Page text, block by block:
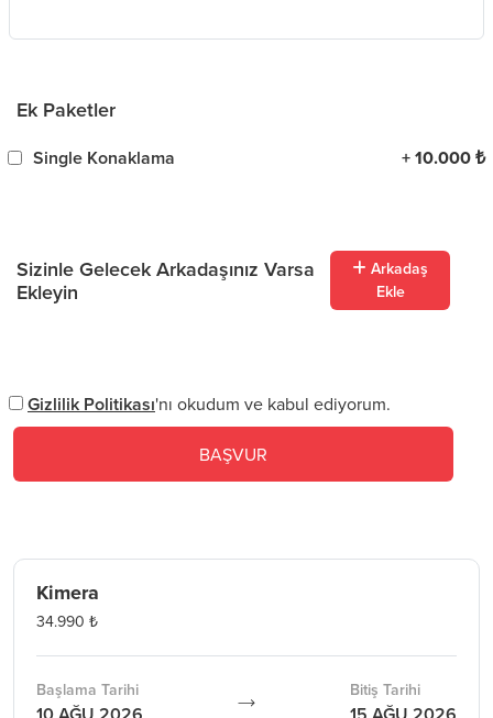
Ek Paketler
Single Konaklama + 10.000 ₺
Sizinle Gelecek Arkadaşınız Varsa
Ekleyin
Arkadaş
Ekle
Gizlilik Politikası'nı okudum ve kabul ediyorum.
BAŞVUR
Kimera
34.990 ₺
Başlama Tarihi Bitiş Tarihi